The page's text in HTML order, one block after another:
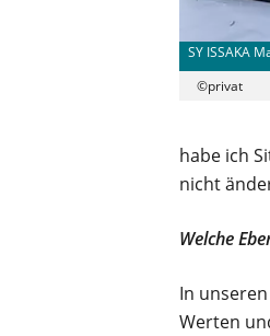
SY ISSAKA
©privat
habe ich
nicht
Welche
In
Werten